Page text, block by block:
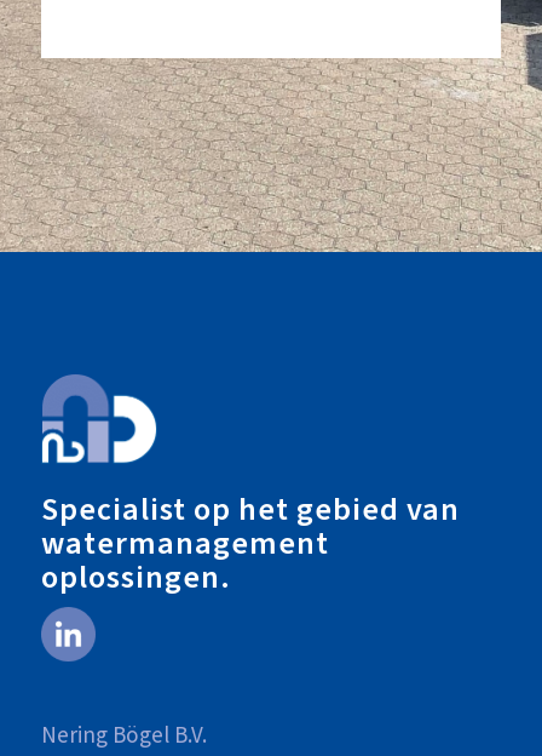
Specialist op het gebied van
watermanagement
oplossingen.
Nering Bögel B.V.